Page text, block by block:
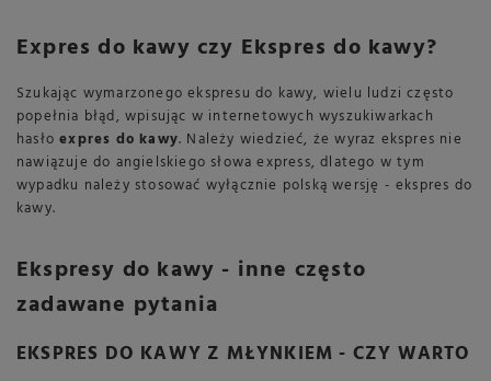
Expres do kawy czy Ekspres do kawy?
Szukając wymarzonego ekspresu do kawy, wielu ludzi często
popełnia błąd, wpisując w internetowych wyszukiwarkach
hasłoexpres do kawy. Należy wiedzieć, że wyraz ekspres nie
nawiązuje do angielskiego słowa express, dlatego w tym
wypadku należy stosować wyłącznie polską wersję - ekspres do
kawy.
Ekspresy do kawy - inne często
zadawane pytania
EKSPRES DO KAWY Z MŁYNKIEM - CZY WARTO